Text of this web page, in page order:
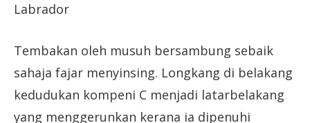
Labrador
Tembakan oleh musuh bersambung sebaik
sahaja fajar menyinsing. Longkang di belakang
kedudukan kompeni C menjadi latarbelakang
yang menggerunkan kerana ia dipenuhi